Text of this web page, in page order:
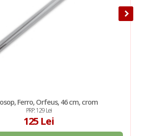
Ferro, Orfeus, 46 cm, crom
PRP: 129 Lei
125 Lei